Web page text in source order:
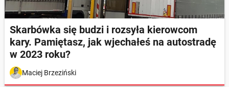
Skarbówka się budzi i rozsyła kierowcom
kary. Pamiętasz, jak wjechałeś na autostradę
w 2023 roku?
Maciej Brzeziński